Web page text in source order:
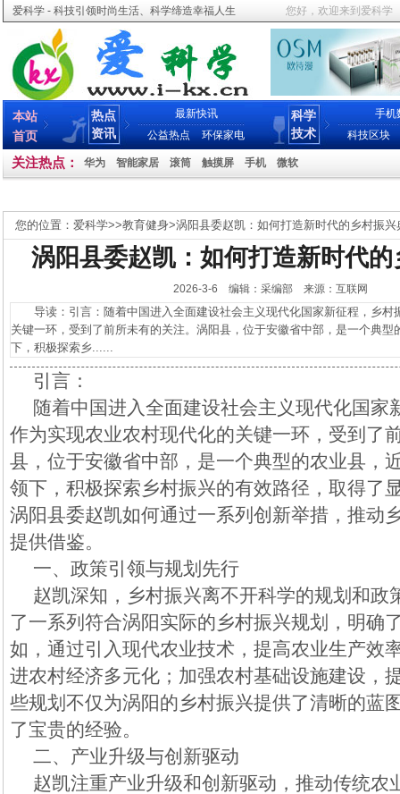
爱科学 - 科技引领时尚生活、科学缔造幸福人生 您好，欢迎来到爱科学
本站
首页
热点
资讯
最新快讯
公益热点
环保家电
科学
技术
手机
科技区块
关注热点： 华为 智能家居 滚筒 触摸屏 手机 微软
您的位置： 爱科学>>教育健身>涡阳县委赵凯：如何打造新时代的乡村振兴
涡阳县委赵凯：如何打造新时代
2026-3-6 编辑：采编部 来源：互联网
导读：引言：随着中国进入全面建设社会主义现代化国家新征程，乡村
关键一环，受到了前所未有的关注。涡阳县，位于安徽省中部，是一个典
下，积极探索乡......
引言：
随着中国进入全面建设社会主义现代化国家
作为实现农业农村现代化的关键一环，受到了
县，位于安徽省中部，是一个典型的农业县，
领下，积极探索乡村振兴的有效路径，取得了
涡阳县委赵凯如何通过一系列创新举措，推动
提供借鉴。
一、政策引领与规划先行
赵凯深知，乡村振兴离不开科学的规划和政
了一系列符合涡阳实际的乡村振兴规划，明确
如，通过引入现代农业技术，提高农业生产效
进农村经济多元化；加强农村基础设施建设，
些规划不仅为涡阳的乡村振兴提供了清晰的蓝
了宝贵的经验。
二、产业升级与创新驱动
赵凯注重产业升级和创新驱动，推动传统农